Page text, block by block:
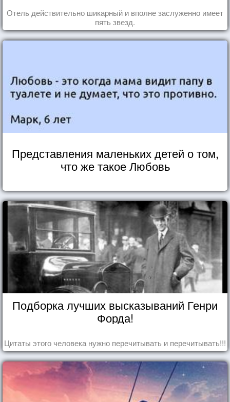
Отель действительно шикарный и вполне заслуженно имеет
пять звезд.
Представления маленьких детей о том,
что же такое Любовь
Подборка лучших высказываний Генри
Форда!
Цитаты этого человека нужно перечитывать и перечитывать!!!